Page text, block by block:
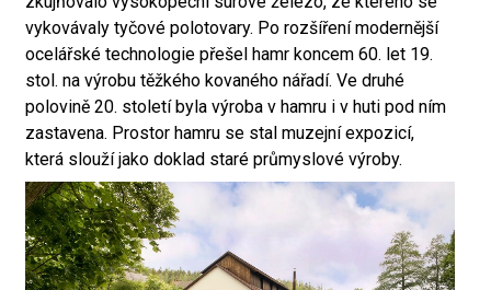
vykovávaly tyčové polotovary. Po rozšíření modernější
ocelářské technologie přešel hamr koncem 60. let 19.
stol. na výrobu těžkého kovaného nářadí. Ve druhé
polovině 20. století byla výroba v hamru i v huti pod ním
zastavena. Prostor hamru se stal muzejní expozicí,
která slouží jako doklad staré průmyslové výroby.